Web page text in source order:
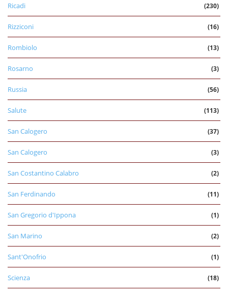
Ricadi (230)
Rizziconi (16)
Rombiolo (13)
Rosarno (3)
Russia (56)
Salute (113)
San Calogero (37)
San Calogero (3)
San Costantino Calabro (2)
San Ferdinando (11)
San Gregorio d'Ippona (1)
San Marino (2)
Sant'Onofrio (1)
Scienza (18)